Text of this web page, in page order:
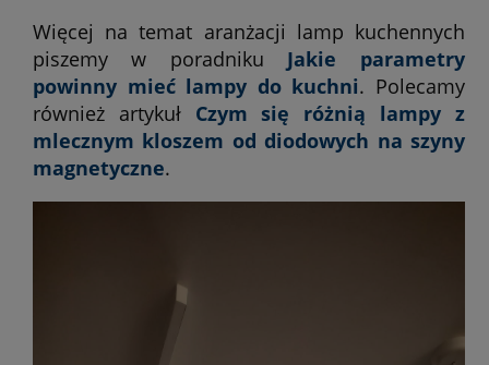
Więcej na temat aranżacji lamp kuchennych
piszemy w poradniku Jakie parametry
powinny mieć lampy do kuchni. Polecamy
również artykuł Czym się różnią lampy z
mlecznym kloszem od diodowych na szyny
magnetyczne.